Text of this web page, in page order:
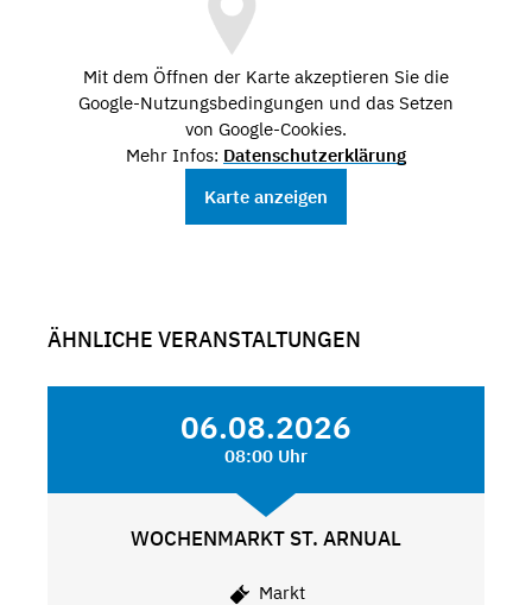
Mit dem Öffnen der Karte akzeptieren Sie die
Google-Nutzungsbedingungen und das Setzen
von Google-Cookies.
Mehr Infos: Datenschutzerklärung
Karte anzeigen
ÄHNLICHE VERANSTALTUNGEN
06.08.2026
08:00 Uhr
WOCHENMARKT ST. ARNUAL
Markt